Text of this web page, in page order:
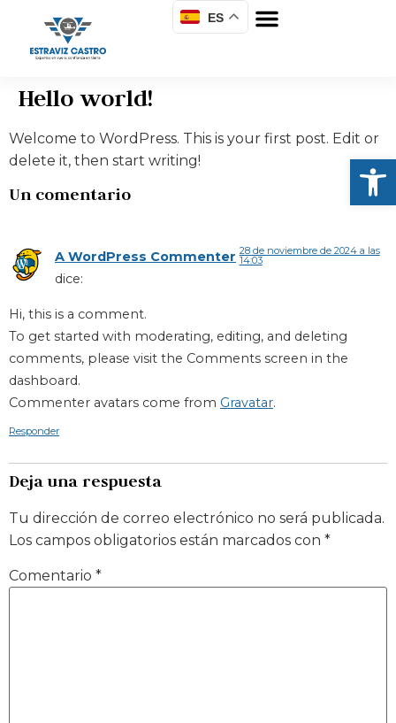
ES
Hello world!
Welcome to WordPress. This is your first post. Edit or
delete it, then start writing!
Un comentario
A WordPress Commenter
dice:
28 de noviembre de 2024 a las
14:03
Hi, this is a comment.
To get started with moderating, editing, and deleting
comments, please visit the Comments screen in the
dashboard.
Commenter avatars come from Gravatar.
Responder
Deja una respuesta
Tu dirección de correo electrónico no será publicada.
Los campos obligatorios están marcados con *
Comentario *